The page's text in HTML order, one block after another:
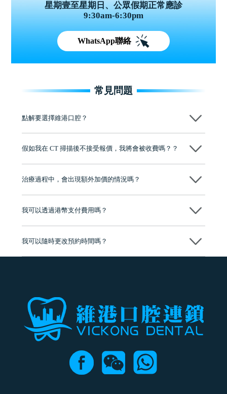
星期壹至星期日、公眾假期正常應診
9:30am-6:30pm
WhatsApp聯絡
常見問題
點解要選擇維港口腔？
維港口腔踐行「醫道濟世」的大學校訓，各分院匯聚來自香港、內地的
牌」、「2025香港企業領袖品牌」，是諾貝爾種植系統全球放心植牙中
至今已服務超過三十個國家和地區的顧客，受到粵港澳大灣區及周邊城
市市民極高的口碑評價及信任推薦 珠海、深圳設有八大分院，香港亦設
有咨詢及服務保障中心，有任何問題都可以隨時預約免費咨詢，讓人十
假如我在 CT 掃描後不接受報價，我將會被收費嗎？？
治療過程中，會出現額外加價的情況嗎？
我可以透過港幣支付費用嗎？
我可以隨時更改預約時間嗎？
可以，請盡早通過wechat或whatsapp聯絡我們，告知我們你原本預約的